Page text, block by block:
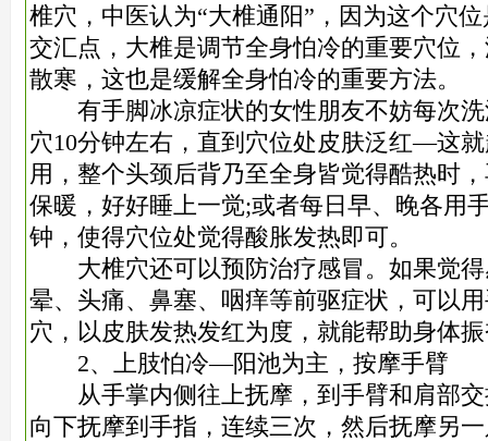
椎穴，中医认为“大椎通阳”，因为这个穴
交汇点，大椎是调节全身怕冷的重要穴位
散寒，这也是缓解全身怕冷的重要方法。
有手脚冰凉症状的女性朋友不妨每次洗
穴10分钟左右，直到穴位处皮肤泛红—这
用，整个头颈后背乃至全身皆觉得酷热时
保暖，好好睡上一觉;或者每日早、晚各用
钟，使得穴位处觉得酸胀发热即可。
大椎穴还可以预防治疗感冒。如果觉得
晕、头痛、鼻塞、咽痒等前驱症状，可以
穴，以皮肤发热发红为度，就能帮助身体
2、上肢怕冷—阳池为主，按摩手臂
从手掌内侧往上抚摩，到手臂和肩部交
向下抚摩到手指，连续三次，然后抚摩另